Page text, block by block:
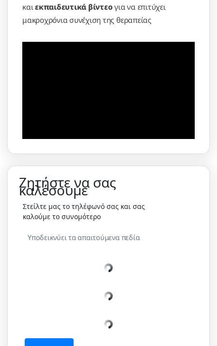
καιεκπαιδευτικά βίντεογια να επιτύχει
μακροχρόνια συνέχιση της θεραπείας
Ζητήστε να σας
καλέσουμε
Στείλτε μας το τηλέφωνό σας και σας
καλούμε το συνομότερο
Υποδεικνύει τα απαιτούμενα πεδία